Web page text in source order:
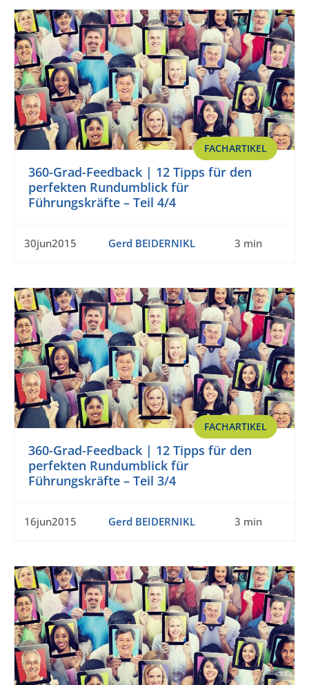
FACHARTIKEL
360-Grad-Feedback | 12 Tipps für den
perfekten Rundumblick für
Führungskräfte – Teil 4/4
30jun2015 Gerd BEIDERNIKL 3 min
FACHARTIKEL
360-Grad-Feedback | 12 Tipps für den
perfekten Rundumblick für
Führungskräfte – Teil 3/4
16jun2015 Gerd BEIDERNIKL 3 min